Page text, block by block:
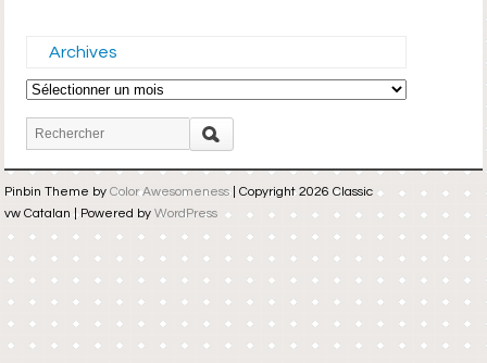
Archives
Archives
Pinbin Theme by Color Awesomeness| Copyright 2026 Classic
vw Catalan | Powered by WordPress